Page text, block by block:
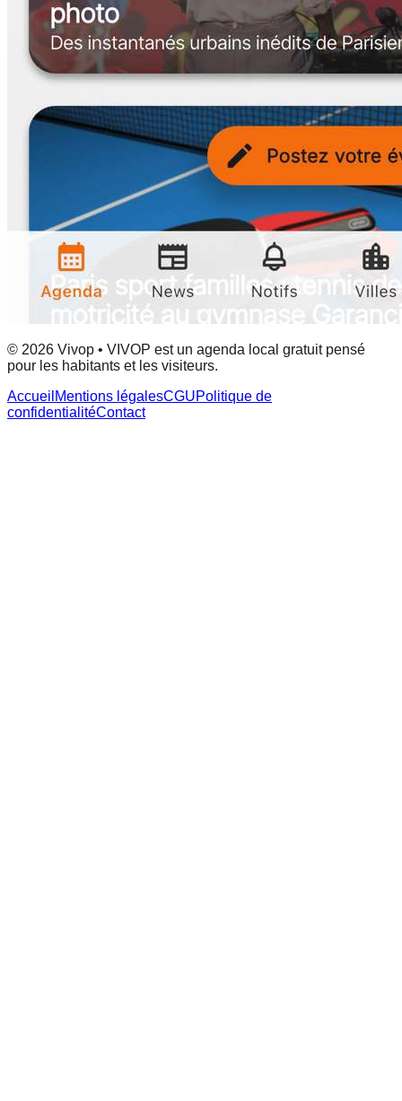
© 2026 Vivop • VIVOP est un agenda local gratuit pensé
pour les habitants et les visiteurs.
Accueil Mentions légalesCGUPolitique de
confidentialitéContact